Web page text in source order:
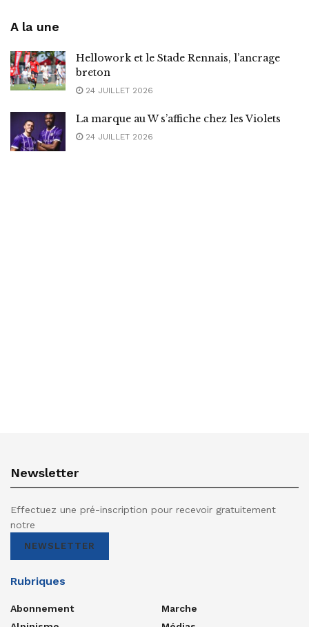
A la une
Hellowork et le Stade Rennais, l’ancrage
breton
24 JUILLET 2026
La marque au W s’affiche chez les Violets
24 JUILLET 2026
Newsletter
Effectuez une pré-inscription pour recevoir gratuitement
notre
NEWSLETTER
Rubriques
Abonnement
Marche